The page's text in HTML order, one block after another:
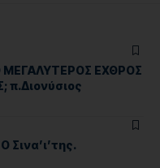
ΜΕΓΑΛΥΤΕΡΟΣ ΕΧΘΡΟΣ
π.Διονύσιος
Σινα’ι’της.